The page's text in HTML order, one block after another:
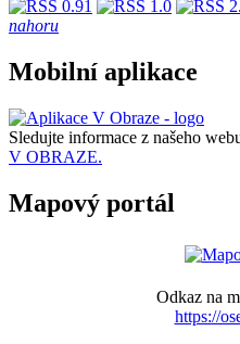
nahoru
Mobilní aplikace
Sledujte informace z našeho
V OBRAZE.
Mapový portál
Odkaz na
https://